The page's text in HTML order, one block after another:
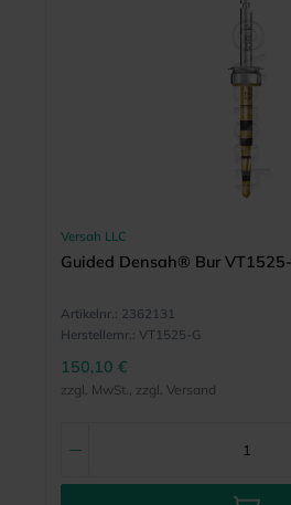
Versah LLC
Guided Densah® Bur
Artikelnr.: 2362131
Herstellernr.: VT1525-G
150,10 €
zzgl. MwSt., zzgl. Versand